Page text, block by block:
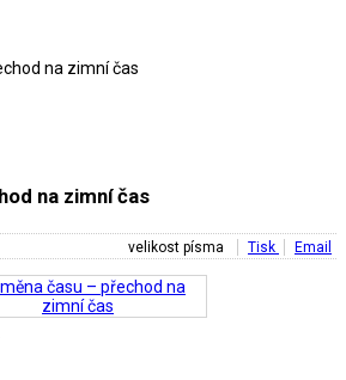
na zimní čas
na zimní čas
velikost písma Tisk Email